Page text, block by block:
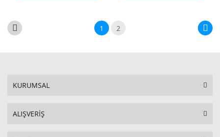
1 2
KURUMSAL
ALIŞVERİŞ